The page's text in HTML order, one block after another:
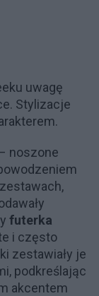
uwagę
Stylizacje
noszone
futerka
i często
zestawiały je
podkreślając
akcentem